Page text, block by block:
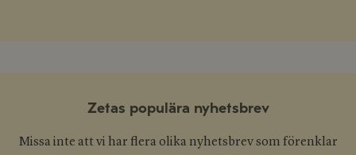
Zetas populära nyhetsbrev
Missa inte att vi har flera olika nyhetsbrev som förenklar